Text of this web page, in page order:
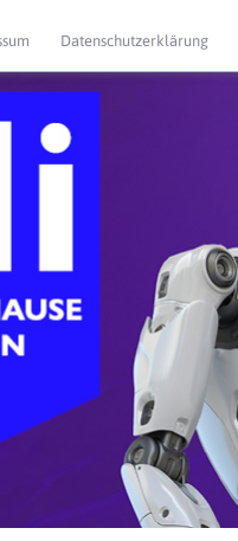
Datenschutzerklärung
mit Extras